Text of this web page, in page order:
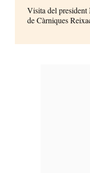
Visita del president
de Càrniques